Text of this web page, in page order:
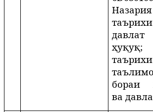
таърихи
ҳуқуқ;
таърихи
бораи
ва